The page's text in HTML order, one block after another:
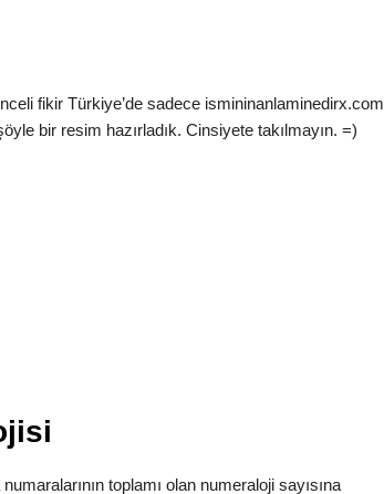
fikir Türkiye’de sadece ismininanlaminedirx.com
bir resim hazırladık. Cinsiyete takılmayın. =)
toplamı olan numeraloji sayısına